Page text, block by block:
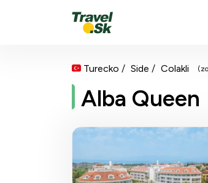
Turecko Side Colakli
Alba Queen